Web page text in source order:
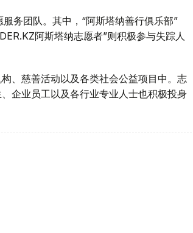
务团队。其中，“阿斯塔纳善行俱乐部”
阿斯塔纳志愿者”则积极参与失踪人
、慈善活动以及各类社会公益项目中。志
企业员工以及各行业专业人士也积极投身